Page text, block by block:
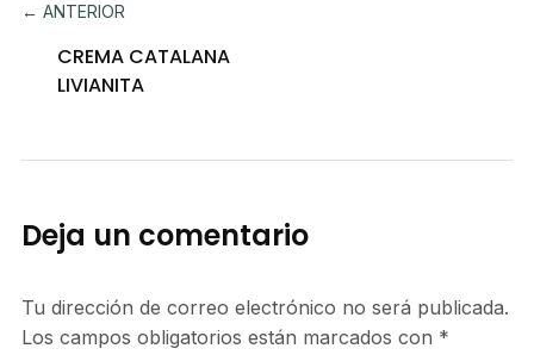
← ANTERIOR
CREMA CATALANA
LIVIANITA
Deja un comentario
Tu dirección de correo electrónico no será publicada.
Los campos obligatorios están marcados con *